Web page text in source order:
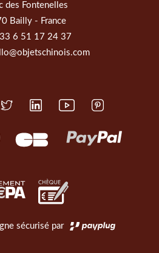
des Fontenelles
Bailly - France
6 51 17 24 37
sécurisé par